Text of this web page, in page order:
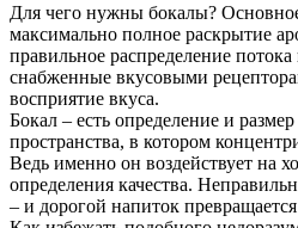
Для чего нужны бокалы?
максимально полное раскрытие
правильное распределение потока
снабженные вкусовыми
восприятие вкуса.
Бокал – есть определение и
пространства, в котором
Ведь именно он воздействует на
определения качества.
– и дорогой напиток